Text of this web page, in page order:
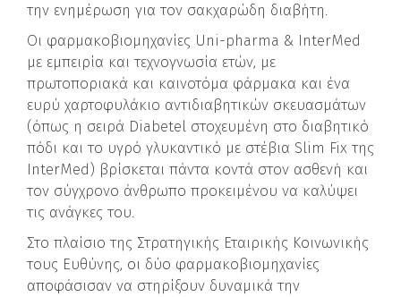
την ενημέρωση για τον σακχαρώδη διαβήτη.
Οι φαρμακοβιομηχανίες Uni-pharma & InterMed
με εμπειρία και τεχνογνωσία ετών, με
πρωτοποριακά και καινοτόμα φάρμακα και ένα
ευρύ χαρτοφυλάκιο αντιδιαβητικών σκευασμάτων
(όπως η σειρά Diabetel στοχευμένη στο διαβητικό
πόδι και το υγρό γλυκαντικό με στέβια Slim Fix της
InterMed) βρίσκεται πάντα κοντά στον ασθενή και
τον σύγχρονο άνθρωπο προκειμένου να καλύψει
τις ανάγκες του.
Στο πλαίσιο της Στρατηγικής Εταιρικής Κοινωνικής
τους Ευθύνης, οι δύο φαρμακοβιομηχανίες
αποφάσισαν να στηρίξουν δυναμικά την